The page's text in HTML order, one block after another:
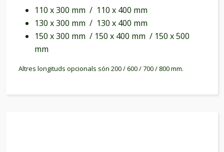
110 x 300 mm / 110 x 400 mm
130 x 300 mm / 130 x 400 mm
150 x 300 mm / 150 x 400 mm / 150 x 500
mm
Altres longituds opcionals són 200 / 600 / 700 / 800 mm.